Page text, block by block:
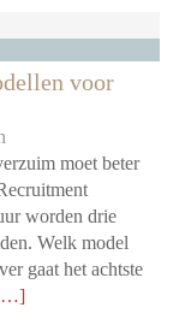
voor
moet beter
worden drie
Welk model
gaat het achtste
…]